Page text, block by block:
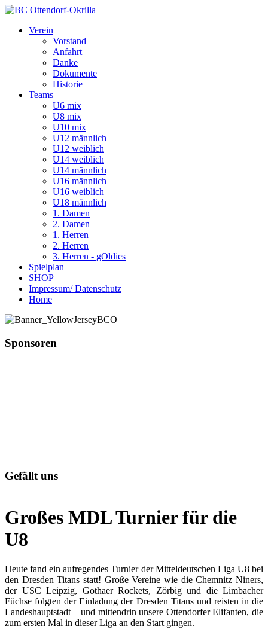
Verein
Vorstand
Anfahrt
Danke
Dokumente
Historie
Teams
U6 mix
U8 mix
U10 mix
U12 männlich
U12 weiblich
U14 weiblich
U14 männlich
U16 männlich
U16 weiblich
U18 männlich
1. Damen
2. Damen
1. Herren
2. Herren
3. Herren - gOldies
Spielplan
SHOP
Impressum/ Datenschutz
Home
Sponsoren
Gefällt uns
Großes MDL Turnier für die
U8
Heute fand ein aufregendes Turnier der Mitteldeutschen Liga U8 bei
den Dresden Titans statt! Große Vereine wie die Chemnitz Niners,
der USC Leipzig, Gothaer Rockets, Zörbig und die Limbacher
Füchse folgten der Einladung der Dresden Titans und reisten in die
Landeshauptstadt – und mittendrin unsere Ottendorfer Elifanten, die
zum ersten Mal in dieser Liga an den Start gingen.